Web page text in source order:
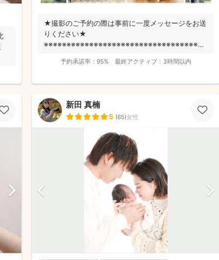
★撮影のご予約の際は事前に一度メッセージをお送
りください★
※※※※※※※※※※※※※※※※※※※※※※※※※※※※※※※※※※※※
予約承諾率： 95% 最終アクティブ： 3時間以内
新田 真楠
5 (65)女性